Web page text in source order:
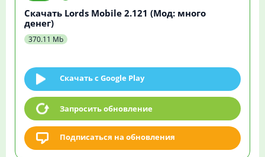
Скачать Lords Mobile 2.121 (Мод: много
денег)
370.11 Mb
Скачать c Google Play
Запросить обновление
Подписаться на обновления